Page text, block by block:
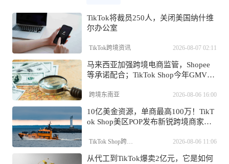
TikTok将裁员250人，关闭美国纳什维
尔办公室
TikTok跨境资讯 2026-08-07 02:11
马来西亚加强跨境电商监管，Shopee
等承诺配合；TikTok Shop今年GMV或
开始向卖家征税
跨境东南亚 2026-08-06 16:00
10亿美金资源，单商最高100万！TikT
ok Shop美区POP发布新锐跨境商家加
TikTok Shop跨境电商 2026-08-06 11:06
从代工到TikTok爆卖2亿元，它是如何